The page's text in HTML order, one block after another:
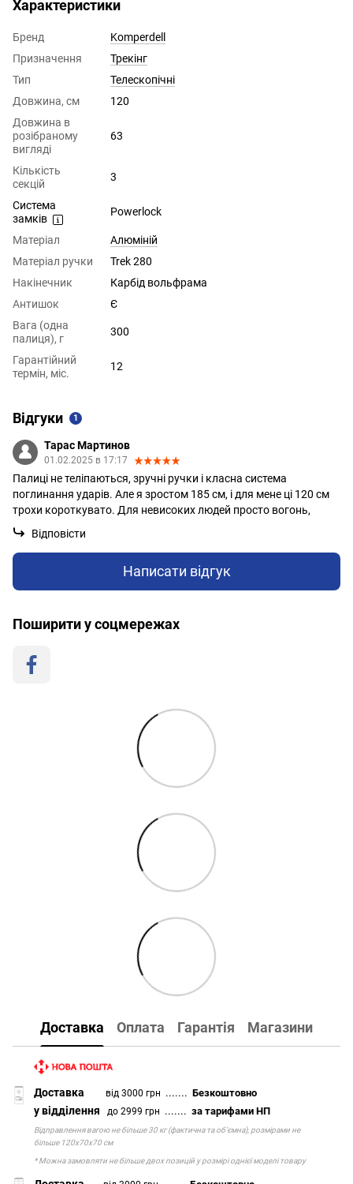
Характеристики
Бренд
Komperdell
Призначення
Трекінг
Тип
Телескопічні
Довжина, см
120
Довжина в
розібраному
вигляді
63
Кількість
секцій
3
Система
замків
Powerlock
Матеріал
Алюміній
Матеріал ручки
Trek 280
Накінечник
Карбід вольфрама
Антишок
Є
Вага (одна
палиця), г
300
Гарантійний
термін, міс.
12
Відгуки 1
Тарас Мартинов
01.02.2025 в 17:17
Палиці не теліпаються, зручні ручки і класна система
поглинання ударів. Але я зростом 185 см, і для мене ці 120 см
трохи короткувато. Для невисоких людей просто вогонь,
Відповісти
Написати відгук
Поширити у соцмережах
Доставка Оплата Гарантія Магазини
Доставка від 3000 грн .......Безкоштовно
у відділення до 2999 грн .......за тарифами НП
Відправлення вагою не більше 30 кг (фактична та об'ємна), розмірами не
більше 120х70х70 см
* Можна замовляти не більше двох позицій у розмірі однієї моделі товару